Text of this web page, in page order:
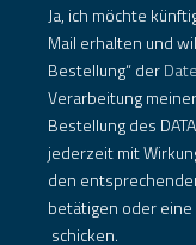
Ja, ich möchte
Mail erhalten und
Bestellung“ der
Verarbeitung
Bestellung des
jederzeit mit
den
betätigen oder eine
schicken.